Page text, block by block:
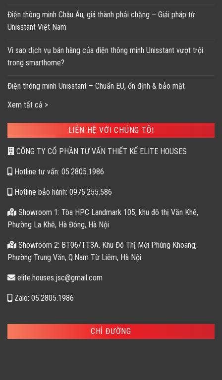
Điện thông minh Châu Âu, giá thành phải chăng – Giải pháp từ
Unisstant Việt Nam
Vì sao dịch vụ bán hàng của điện thông minh Unisstant vượt trội
trong smarthome?
Điện thông minh Unisstant – Chuẩn EU, ổn định & bảo mật
Xem tất cả >
LIÊN HỆ VỚI CHÚNG TÔI
CÔNG TY CỔ PHẦN TƯ VẤN THIẾT KẾ ELITE HOUSES
Hotline tư vấn: 05.2805.1986
Hotline bảo hành: 0975.255.586
Showroom 1: Tòa HPC Landmark 105, khu đô thị Văn Khê,
Phường La Khê, Hà Đông, Hà Nội
Showroom 2: BT06/TT3A. Khu Đô Thị Mới Phùng Khoang,
Phường Trung Văn, Q.Nam Từ Liêm, Hà Nội
elite.houses.jsc@gmail.com
Zalo: 05.2805.1986
CHỈ ĐƯỜNG